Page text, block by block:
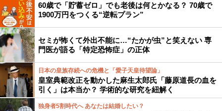
60歳で「貯蓄ゼロ」でも老後は何とかなる？ 70歳で
1900万円をつくる“逆転プラン”
セミが怖くて外出不能に…“たかが虫”と笑えない 専
門医が語る「特定恐怖症」の正体
日本の皇族存続への危機と「愛子天皇待望論」
皇室典範改正を動かした麻生太郎氏「藤原道長の血を
引く」は本当か？ 学術的な研究を紐解く
独身者5割時代へ あなたは結婚したい？